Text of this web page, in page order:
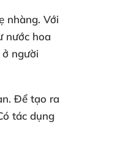
nhàng. Với
nước hoa
người
Để tạo ra
tác dụng